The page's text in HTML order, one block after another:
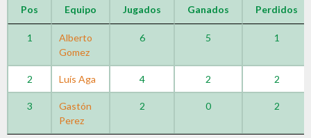
Pos Equipo Jugados Ganados Perdidos
1
Alberto
Gomez
6 5 1
2 Luís Aga 4 2 2
3
Gastón
Perez
2 0 2